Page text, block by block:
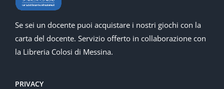
Se sei un docente puoi acquistare i nostri giochi con la
carta del docente. Servizio offerto in collaborazione con
la Libreria Colosi di Messina.
PRIVACY